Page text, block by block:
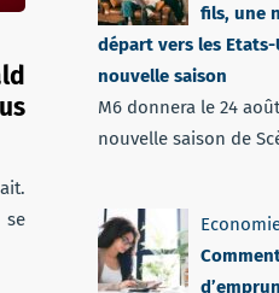
se
fils, une
départ vers les
nouvelle saison
M6 donnera le 24
nouvelle saison de